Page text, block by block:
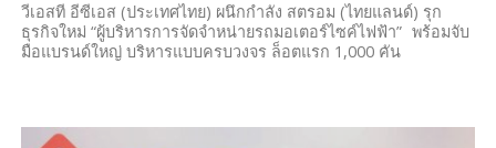
วีเอสที อีซีเอส (ประเทศไทย) ผนึกกำลัง สตรอม (ไทยแลนด์) รุก
ธุรกิจใหม่ “ผู้บริหารการจัดจำหน่ายรถมอเตอร์ไซค์ไฟฟ้า” พร้อมจับ
มือแบรนด์ใหญ่ บริหารแบบครบวงจร ล็อตแรก 1,000 คัน